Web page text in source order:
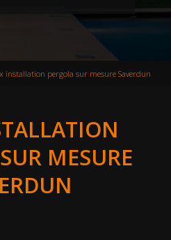
installation pergola sur mesure Saverdun
MESURE